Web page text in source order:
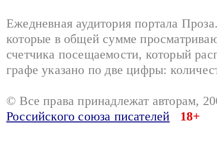
Ежедневная аудитория портала
которые в общей сумме
счетчика посещаемости, который
графе указано по две цифры:
© Все права принадлежат авторам,
Российского союза писателей
18+